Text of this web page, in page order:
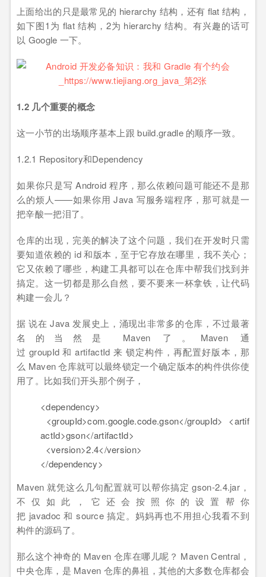
上面给出的只是最常见的 hierarchy 结构，还有 flat 结构，
如下图1为 flat 结构，2为 hierarchy 结构。有兴趣的话可
以 Google 一下。
1.2 几个重要的概念
这一小节的出场顺序基本上跟 build.gradle 的顺序一致。
1.2.1 Repository和Dependency
如果你只是写 Android 程序，那么依赖问题可能还不是那
么的烦人——如果你用 Java 写服务端程序，那可就是一
把辛酸一把泪了。
仓库的出现，完美的解决了这个问题，我们在开发时只需
要知道依赖的 id 和版本，至于它存放在哪里，我不关心；
它又依赖了哪些，构建工具都可以在仓库中帮我们找到并
搞定。这一切都是那么自然，要不要来一杯拿铁，让代码
构建一会儿？
据 说在 Java 发展史上，涌现出非常多的仓库，不过最著
名的当然是 Maven 了。Maven 通
过 groupId 和 artifactId 来 锁定构件，再配置好版本，那
么 Maven 仓库就可以最终锁定一个确定版本的构件供你使
用了。比如我们开头那个例子，
<dependency>
<groupId>com.google.code.gson</groupId> <artif
actId>gson</artifactId>
<version>2.4</version>
</dependency>
Maven 就凭这么几句配置就可以帮你搞定 gson-2.4.jar，
不仅如此，它还会按照你的设置帮你
把 javadoc 和 source 搞定。妈妈再也不用担心我看不到
构件的源码了。
那么这个神奇的 Maven 仓库在哪儿呢？ Maven Central，
中央仓库，是 Maven 仓库的鼻祖，其他的大多数仓库都会